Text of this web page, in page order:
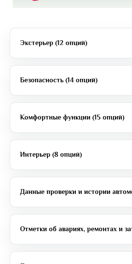
Экстерьер (12 опций)
Безопасность (14 опций)
Комфортные функции (15 опций)
Интерьер (8 опций)
Данные проверки и истории
Отметки об авариях, ремонтах и